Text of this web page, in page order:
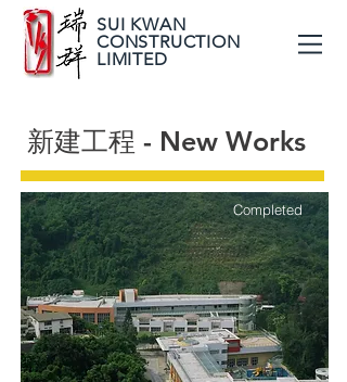
SUI KWAN
CONSTRUCTION​
LIMITED
新建工程 - New Works
Completed